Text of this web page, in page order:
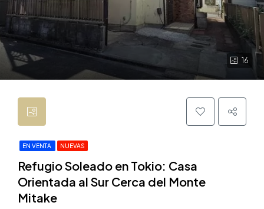
16
EN VENTA NUEVAS
Refugio Soleado en Tokio: Casa
Orientada al Sur Cerca del Monte
Mitake